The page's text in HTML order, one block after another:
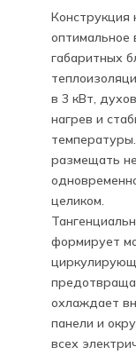
Конструкция
оптимальное
габаритных
в 3 кВт,
нагрев и
размещать
целиком.
формирует
охлаждает
панели и
всех